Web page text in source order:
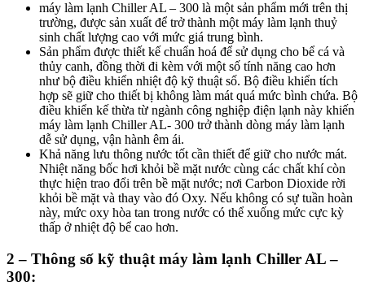
máy làm lạnh Chiller AL – 300 là một sản phẩm mới trên thị
trường, được sản xuất để trở thành một máy làm lạnh thuỷ
sinh chất lượng cao với mức giá trung bình.
Sản phẩm được thiết kế chuẩn hoá để sử dụng cho bể cá và
thủy canh, đồng thời đi kèm với một số tính năng cao hơn
như bộ điều khiển nhiệt độ kỹ thuật số. Bộ điều khiển tích
hợp sẽ giữ cho thiết bị không làm mát quá mức bình chứa. Bộ
điều khiển kế thừa từ ngành công nghiệp điện lạnh này khiến
máy làm lạnh Chiller AL- 300 trở thành dòng máy làm lạnh
dễ sử dụng, vận hành êm ái.
Khả năng lưu thông nước tốt cần thiết để giữ cho nước mát.
Nhiệt năng bốc hơi khỏi bề mặt nước cùng các chất khí còn
thực hiện trao đổi trên bề mặt nước; nơi Carbon Dioxide rời
khỏi bề mặt và thay vào đó Oxy. Nếu không có sự tuần hoàn
này, mức oxy hòa tan trong nước có thể xuống mức cực kỳ
thấp ở nhiệt độ bể cao hơn.
2 – Thông số kỹ thuật máy làm lạnh Chiller AL –
300: